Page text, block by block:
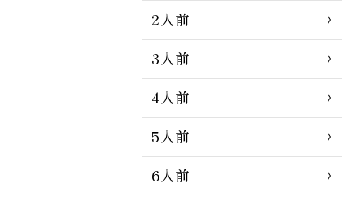
2人前
3人前
4人前
5人前
6人前